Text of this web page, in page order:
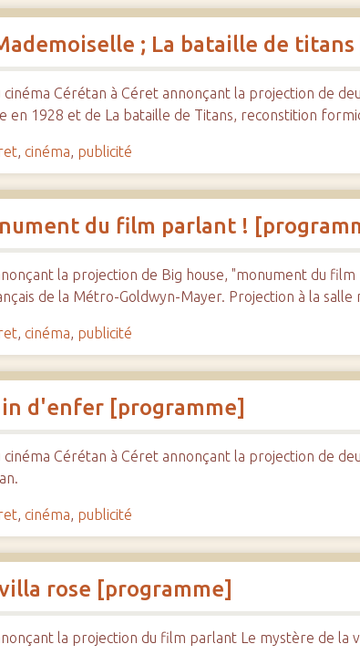
; La bataille de
Cérétan à Céret annonçant la projection de
en 1928 et de La bataille de Titans, reconstition
,cinéma, publicité
du film parlant !
la projection de Big house, "monument du
de la Métro-Goldwyn-Mayer. Projection à la
,cinéma, publicité
d'enfer [programme]
Cérétan à Céret annonçant la projection de
,cinéma, publicité
rose [programme]
la projection du film parlant Le mystère de la